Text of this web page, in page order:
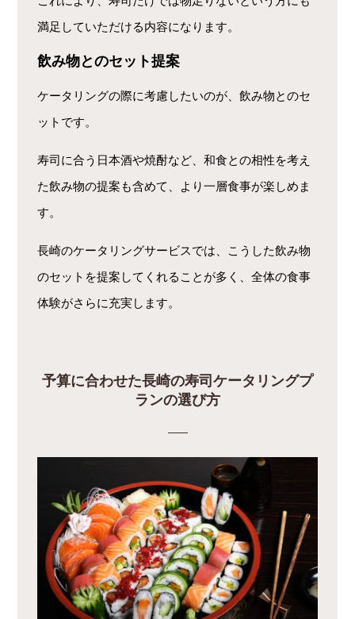
満足していただける内容になります。
飲み物とのセット提案
ケータリングの際に考慮したいのが、飲み物とのセ
ットです。
寿司に合う日本酒や焼酎など、和食との相性を考え
た飲み物の提案も含めて、より一層食事が楽しめま
す。
長崎のケータリングサービスでは、こうした飲み物
のセットを提案してくれることが多く、全体の食事
体験がさらに充実します。
予算に合わせた長崎の寿司ケータリングプ
ランの選び方